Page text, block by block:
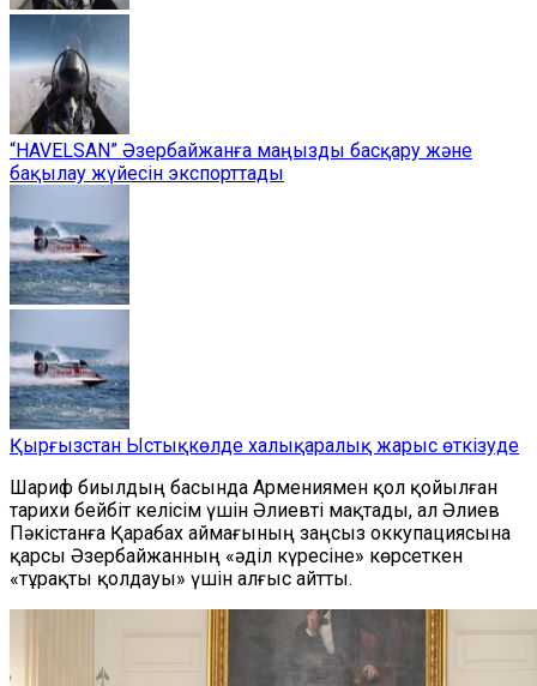
“HAVELSAN” Әзербайжанға маңызды басқару және
бақылау жүйесін экспорттады
Қырғызстан Ыстықкөлде халықаралық жарыс өткізуде
Шариф биылдың басында Армениямен қол қойылған
тарихи бейбіт келісім үшін Әлиевті мақтады, ал Әлиев
Пәкістанға Қарабах аймағының заңсыз оккупациясына
қарсы Әзербайжанның «әділ күресіне» көрсеткен
«тұрақты қолдауы» үшін алғыс айтты.